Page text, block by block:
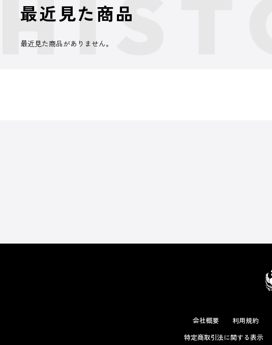
最近見た商品
最近見た商品がありません。
会社概要 利用規約
特定商取引法に関する表示